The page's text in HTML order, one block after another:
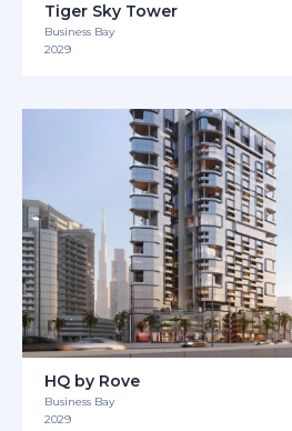
Tiger Sky Tower
Business Bay
2029
HQ by Rove
Business Bay
2029